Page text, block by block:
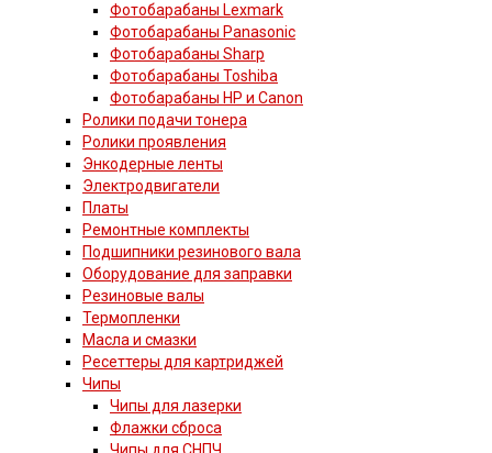
Фотобарабаны Lexmark
Фотобарабаны Panasonic
Фотобарабаны Sharp
Фотобарабаны Toshiba
Фотобарабаны HP и Canon
Ролики подачи тонера
Ролики проявления
Энкодерные ленты
Электродвигатели
Платы
Ремонтные комплекты
Подшипники резинового вала
Оборудование для заправки
Резиновые валы
Термопленки
Масла и смазки
Ресеттеры для картриджей
Чипы
Чипы для лазерки
Флажки сброса